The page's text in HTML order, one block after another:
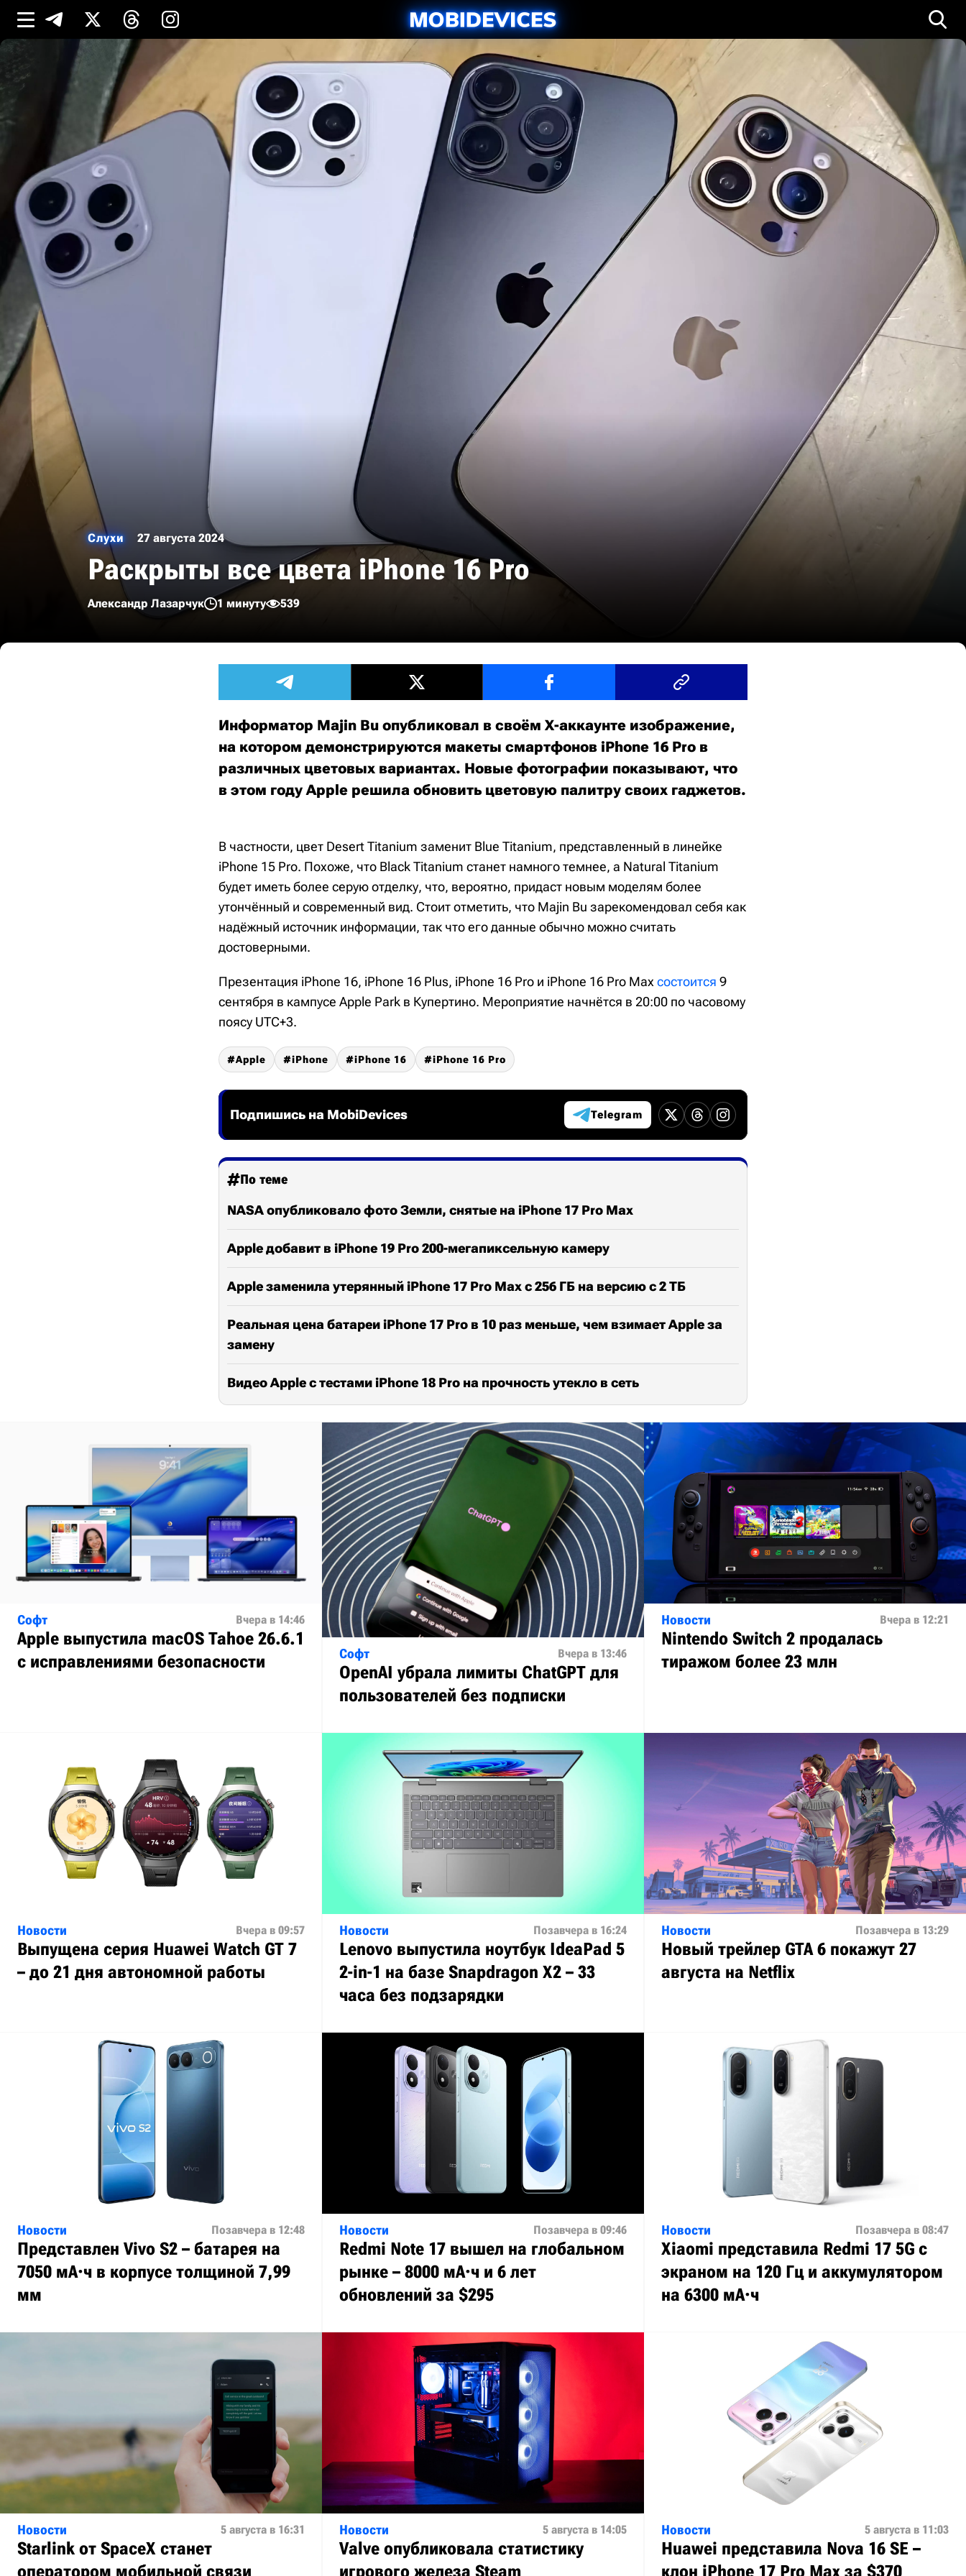
Слухи 27 августа 2024
Раскрыты все цвета iPhone 16 Pro
Александр Лазарчук 1 минуту 539
Информатор Majin Bu опубликовал в своём X-аккаунте изображение,
на котором демонстрируются макеты смартфонов iPhone 16 Pro в
различных цветовых вариантах. Новые фотографии показывают, что
в этом году Apple решила обновить цветовую палитру своих гаджетов.
В частности, цвет Desert Titanium заменит Blue Titanium, представленный в линейке
iPhone 15 Pro. Похоже, что Black Titanium станет намного темнее, а Natural Titanium
будет иметь более серую отделку, что, вероятно, придаст новым моделям более
утончённый и современный вид. Стоит отметить, что Majin Bu зарекомендовал себя как
надёжный источник информации, так что его данные обычно можно считать
достоверными.
Презентация iPhone 16, iPhone 16 Plus, iPhone 16 Pro и iPhone 16 Pro Max состоится 9
сентября в кампусе Apple Park в Купертино. Мероприятие начнётся в 20:00 по часовому
поясу UTC+3.
Apple iPhone iPhone 16 iPhone 16 Pro
Подпишись на MobiDevices Telegram
По теме
NASA опубликовало фото Земли, снятые на iPhone 17 Pro Max
Apple добавит в iPhone 19 Pro 200-мегапиксельную камеру
Apple заменила утерянный iPhone 17 Pro Max с 256 ГБ на версию с 2 ТБ
Реальная цена батареи iPhone 17 Pro в 10 раз меньше, чем взимает Apple за
замену
Видео Apple с тестами iPhone 18 Pro на прочность утекло в сеть
Софт Вчера в 14:46
Apple выпустила macOS Tahoe 26.6.1
с исправлениями безопасности
Софт Вчера в 13:46
OpenAI убрала лимиты ChatGPT для
пользователей без подписки
Новости Вчера в 12:21
Nintendo Switch 2 продалась
тиражом более 23 млн
Новости Вчера в 09:57
Выпущена серия Huawei Watch GT 7
– до 21 дня автономной работы
Новости Позавчера в 16:24
Lenovo выпустила ноутбук IdeaPad 5
2-in-1 на базе Snapdragon X2 – 33
часа без подзарядки
Новости Позавчера в 13:29
Новый трейлер GTA 6 покажут 27
августа на Netflix
Новости Позавчера в 12:48
Представлен Vivo S2 – батарея на
7050 мА·ч в корпусе толщиной 7,99
мм
Новости Позавчера в 09:46
Redmi Note 17 вышел на глобальном
рынке – 8000 мА·ч и 6 лет
обновлений за $295
Новости Позавчера в 08:47
Xiaomi представила Redmi 17 5G с
экраном на 120 Гц и аккумулятором
на 6300 мА·ч
Новости 5 августа в 16:31
Starlink от SpaceX станет
оператором мобильной связи
Новости 5 августа в 14:05
Valve опубликовала статистику
игрового железа Steam
Новости 5 августа в 11:03
Huawei представила Nova 16 SE –
клон iPhone 17 Pro Max за $370